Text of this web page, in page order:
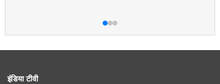
इंडिया टीवी